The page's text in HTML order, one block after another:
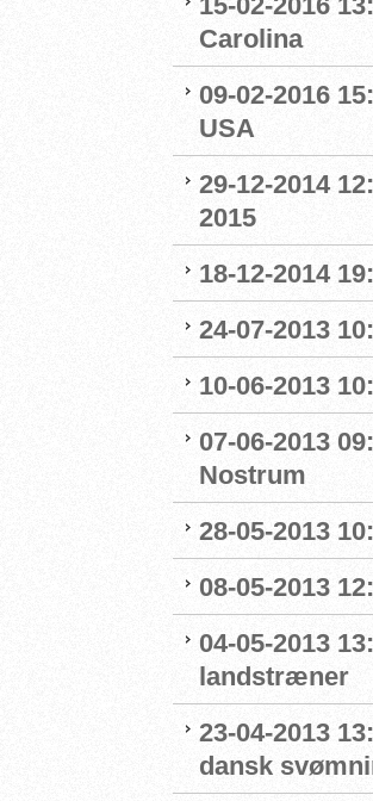
Carolina
09-02-2016
USA
29-12-2014
2015
18-12-2014
24-07-2013
10-06-2013
07-06-2013
Nostrum
28-05-2013
08-05-2013
04-05-2013
landstræner
23-04-2013
dansk